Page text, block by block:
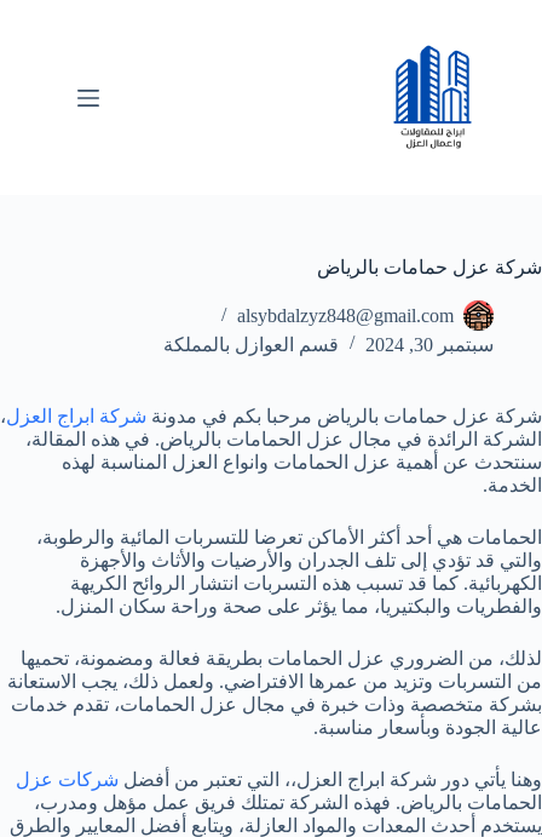
شركة عزل حمامات بالرياض
alsybdalzyz848@gmail.com
سبتمبر 30, 2024
قسم العوازل بالمملكة
شركة عزل حمامات بالرياض مرحبا بكم في مدونة شركة ابراج العزل،
الشركة الرائدة في مجال عزل الحمامات بالرياض. في هذه المقالة،
سنتحدث عن أهمية عزل الحمامات وانواع العزل المناسبة لهذه
الخدمة.
الحمامات هي أحد أكثر الأماكن تعرضا للتسربات المائية والرطوبة،
والتي قد تؤدي إلى تلف الجدران والأرضيات والأثاث والأجهزة
الكهربائية. كما قد تسبب هذه التسربات انتشار الروائح الكريهة
والفطريات والبكتيريا، مما يؤثر على صحة وراحة سكان المنزل.
لذلك، من الضروري عزل الحمامات بطريقة فعالة ومضمونة، تحميها
من التسربات وتزيد من عمرها الافتراضي. ولعمل ذلك، يجب الاستعانة
بشركة متخصصة وذات خبرة في مجال عزل الحمامات، تقدم خدمات
عالية الجودة وبأسعار مناسبة.
وهنا يأتي دور شركة ابراج العزل،، التي تعتبر من أفضل شركات عزل
الحمامات بالرياض. فهذه الشركة تمتلك فريق عمل مؤهل ومدرب،
يستخدم أحدث المعدات والمواد العازلة، ويتابع أفضل المعايير والطرق